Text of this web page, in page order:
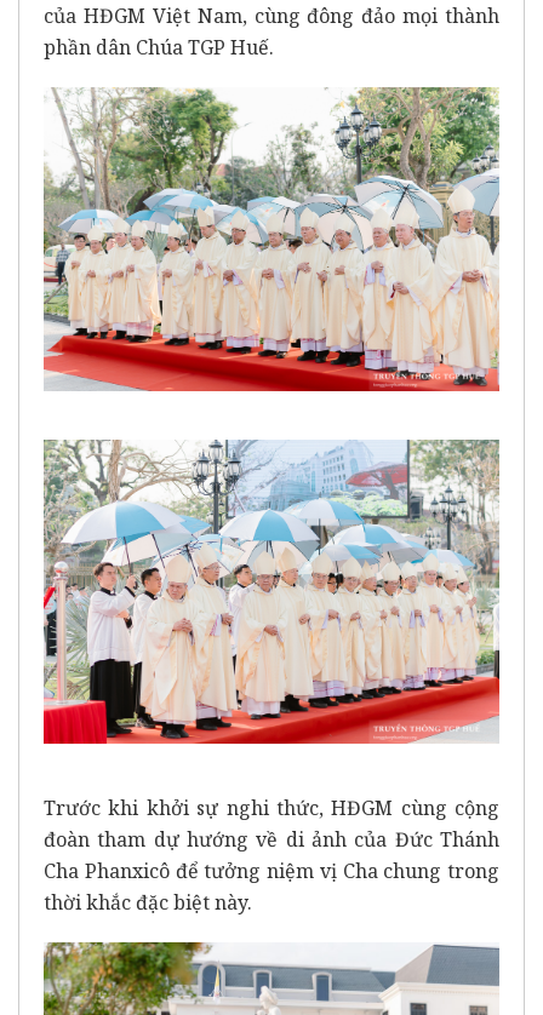
của HĐGM Việt Nam, cùng đông đảo mọi thành
phần dân Chúa TGP Huế.
Trước khi khởi sự nghi thức, HĐGM cùng cộng
đoàn tham dự hướng về di ảnh của Đức Thánh
Cha Phanxicô để tưởng niệm vị Cha chung trong
thời khắc đặc biệt này.